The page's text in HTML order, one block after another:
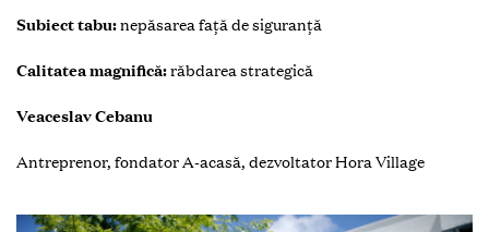
Subiect tabu:nepăsarea față de siguranță
Calitatea magnifică:răbdarea strategică
Veaceslav Cebanu
Antreprenor, fondator A-acasă, dezvoltator Hora Village